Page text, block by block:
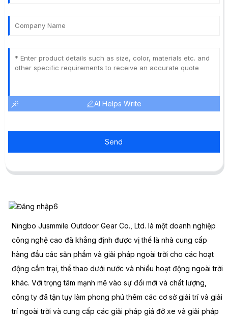
AI Helps Write
Send
Ningbo Jusmmile Outdoor Gear Co., Ltd. là một doanh nghiệp
công nghệ cao đã khẳng định được vị thế là nhà cung cấp
hàng đầu các sản phẩm và giải pháp ngoài trời cho các hoạt
động cắm trại, thể thao dưới nước và nhiều hoạt động ngoài trời
khác. Với trọng tâm mạnh mẽ vào sự đổi mới và chất lượng,
công ty đã tận tụy làm phong phú thêm các cơ sở giải trí và giải
trí ngoài trời và cung cấp các giải pháp giá đỡ xe và giải pháp